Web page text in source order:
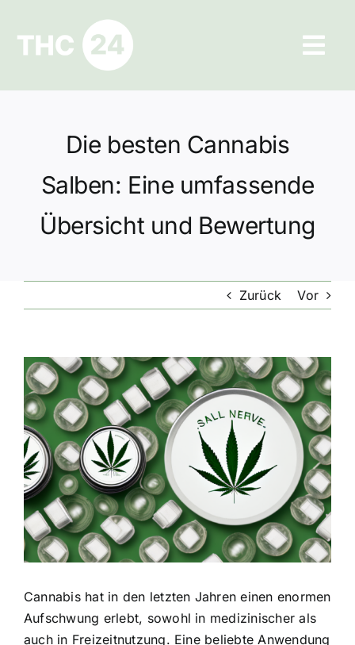
springen
Ratgeber
Hilfe und Kontakt
Datenschutz
Die besten Cannabis
Salben: Eine umfassende
Übersicht und Bewertung
Zurück Vor
Zeige
grösseres
Bild
Cannabis hat in den letzten Jahren einen enormen
Aufschwung erlebt, sowohl in medizinischer als
auch in Freizeitnutzung. Eine beliebte Anwendung